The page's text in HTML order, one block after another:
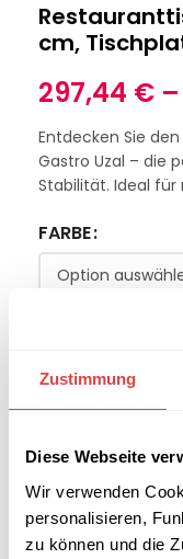
Zustimmung
Diese Webseite
Wir verwenden
personalisieren,
zu können und die
cm,
297,44 € –
Entdecken Sie
Gastro Uzal – die
Stabilität. Ideal für
FARBE
Interessiert an
größeren
Stückzahlen?